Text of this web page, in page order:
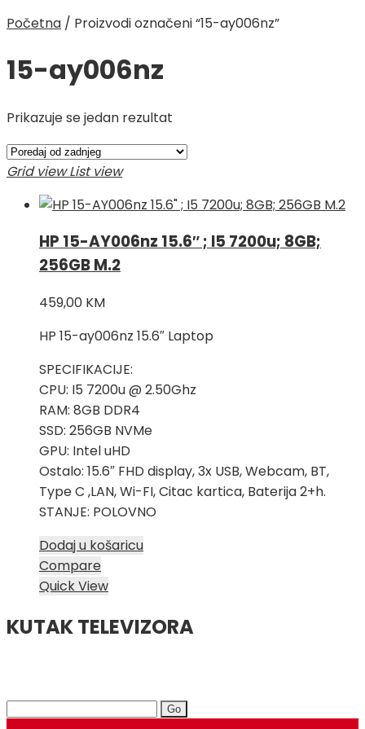
Početna / Proizvodi označeni “15-ay006nz”
15-ay006nz
Prikazuje se jedan rezultat
Grid view List view
HP 15-AY006nz 15.6″ ; I5 7200u; 8GB;
256GB M.2
459,00 KM
HP 15-ay006nz 15.6″ Laptop
SPECIFIKACIJE:
CPU: I5 7200u @ 2.50Ghz
RAM: 8GB DDR4
SSD: 256GB NVMe
GPU: Intel uHD
Ostalo: 15.6″ FHD display, 3x USB, Webcam, BT,
Type C ,LAN, Wi-FI, Citac kartica, Baterija 2+h.
STANJE: POLOVNO
Dodaj u košaricu
Compare
Quick View
KUTAK TELEVIZORA
Search